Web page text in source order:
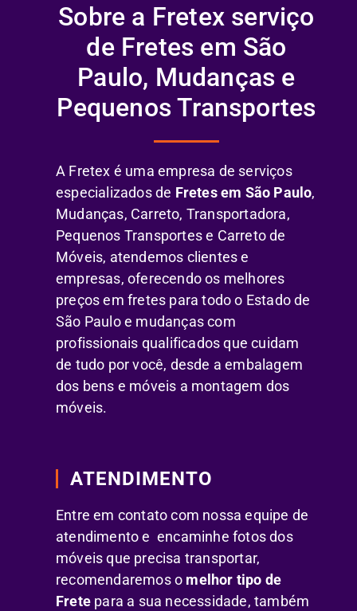
Sobre a Fretex serviço
de Fretes em São
Paulo, Mudanças e
Pequenos Transportes
A Fretex é uma empresa de serviços
especializados de Fretes em São Paulo,
Mudanças, Carreto, Transportadora,
Pequenos Transportes e Carreto de
Móveis, atendemos clientes e
empresas, oferecendo os melhores
preços em fretes para todo o Estado de
São Paulo e mudanças com
profissionais qualificados que cuidam
de tudo por você, desde a embalagem
dos bens e móveis a montagem dos
móveis.
ATENDIMENTO
Entre em contato com nossa equipe de
atendimento e encaminhe fotos dos
móveis que precisa transportar,
recomendaremos o melhor tipo de
Frete para a sua necessidade, também